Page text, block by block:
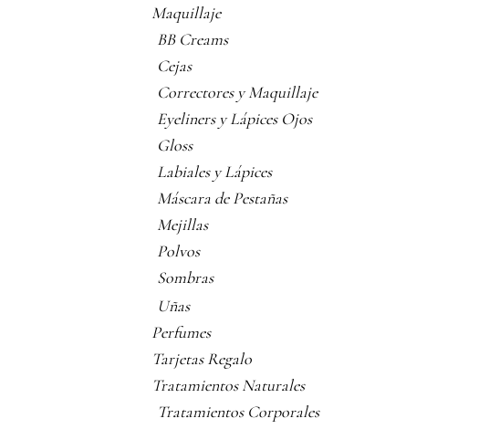
Maquillaje
BB Creams
Cejas
Correctores y Maquillaje
Eyeliners y Lápices Ojos
Gloss
Labiales y Lápices
Máscara de Pestañas
Mejillas
Polvos
Sombras
Uñas
Perfumes
Tarjetas Regalo
Tratamientos Naturales
Tratamientos Corporales